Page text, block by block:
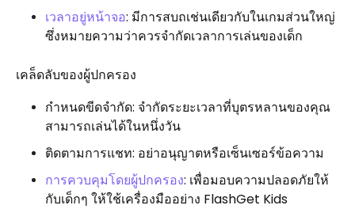
เวลาอยู่หน้าจอ: มีการสบถเช่นเดียวกับในเกมส่วนใหญ่
ซึ่งหมายความว่าควรจำกัดเวลาการเล่นของเด็ก
เคล็ดลับของผู้ปกครอง
กำหนดขีดจำกัด: จำกัดระยะเวลาที่บุตรหลานของคุณ
สามารถเล่นได้ในหนึ่งวัน
ติดตามการแชท: อย่าอนุญาตหรือเซ็นเซอร์ข้อความ
การควบคุมโดยผู้ปกครอง: เพื่อมอบความปลอดภัยให้
กับเด็กๆ ให้ใช้เครื่องมืออย่าง FlashGet Kids